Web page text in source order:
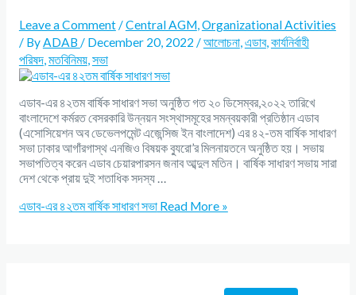
Leave a Comment/Central AGM,Organizational Activities
/ ByADAB / December 20, 2022 /আলোচনা,এডাব,কার্যনির্বাহী
পরিষদ,মতবিনিময়,সভা
এডাব-এর ৪২তম বার্ষিক সাধারণ সভা অনুষ্ঠিত গত ২০ ডিসেম্বর,২০২২ তারিখে
বাংলাদেশে কর্মরত বেসরকারি উন্নয়ন সংস্থাসমূহের সমন্বয়কারী প্রতিষ্ঠান এডাব
(এসোসিয়েশন অব ডেভেলপমেন্ট এজেন্সিজ ইন বাংলাদেশ) এর ৪২-তম বার্ষিক সাধারণ
সভা ঢাকার আগাঁরগাস্থ এনজিও বিষয়ক ব্যুরো’র মিলনায়তনে অনুষ্ঠিত হয়। সভায়
সভাপতিত্ব করেন এডাব চেয়ারপারসন জনাব আব্দুল মতিন। বার্ষিক সাধারণ সভায় সারা
দেশ থেকে প্রায় দুই শতাধিক সদস্য …
এডাব-এর ৪২তম বার্ষিক সাধারণ সভাRead More »